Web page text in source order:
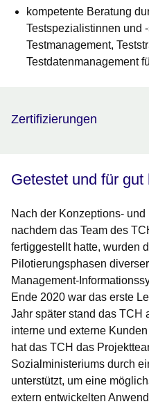
kompetente Beratung
Testspezialistinnen und
Testmanagement,
Testdatenmanagement
Zertifizierungen
Getestet und für gut
Nach der Konzeptions-
nachdem das Team des
fertiggestellt hatte, wurden
Pilotierungsphasen
Management-
Ende 2020 war das erste
Jahr später stand das TCH
interne und externe
hat das TCH das
Sozialministeriums durch
unterstützt, um eine
extern entwickelten